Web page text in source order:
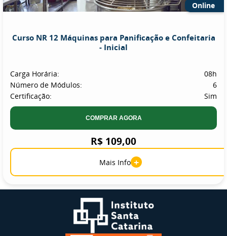
Online
Curso NR 12 Máquinas para Panificação e Confeitaria
- Inicial
Carga Horária:
08h
Número de Módulos:
6
Certificação:
Sim
COMPRAR AGORA
R$ 109,00
Mais Info +